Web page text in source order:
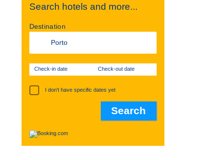
Search hotels and more...
Destination
Check-in date Check-out date
I don't have specific dates yet